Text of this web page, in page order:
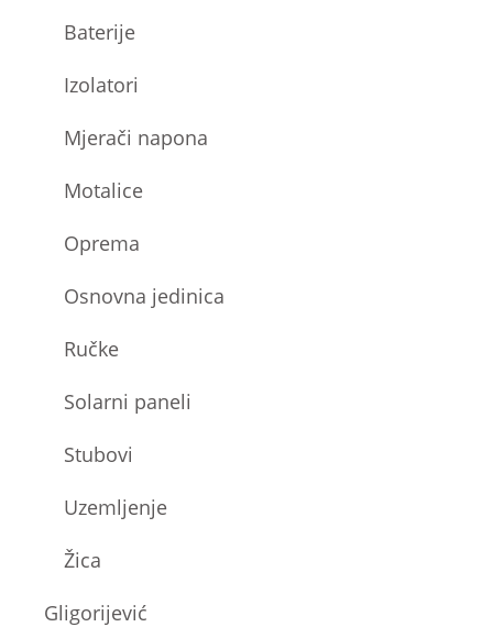
Baterije
Izolatori
Mjerači napona
Motalice
Oprema
Osnovna jedinica
Ručke
Solarni paneli
Stubovi
Uzemljenje
Žica
Gligorijević